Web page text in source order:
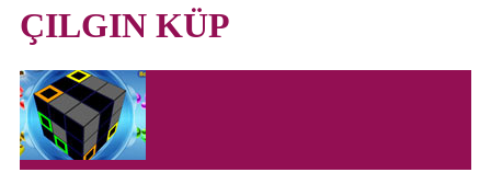
ÇILGIN KÜP